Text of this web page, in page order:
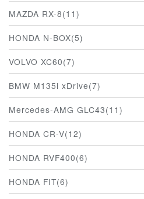
MAZDA RX-8(11)
HONDA N-BOX(5)
VOLVO XC60(7)
BMW M135i xDrive(7)
Mercedes-AMG GLC43(11)
HONDA CR-V(12)
HONDA RVF400(6)
HONDA FIT(6)